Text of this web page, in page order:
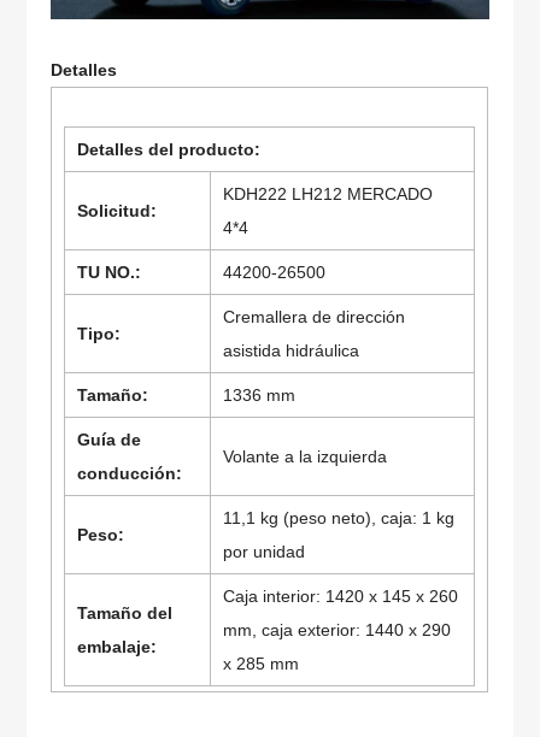
Detalles
Detalles del producto:
Solicitud:
KDH222 LH212 MERCADO
4*4
TU NO.: 44200-26500
Tipo:
Cremallera de dirección
asistida hidráulica
Tamaño: 1336 mm
Guía de
conducción:
Volante a la izquierda
Peso:
11,1 kg (peso neto), caja: 1 kg
por unidad
Tamaño del
embalaje:
Caja interior: 1420 x 145 x 260
mm, caja exterior: 1440 x 290
x 285 mm